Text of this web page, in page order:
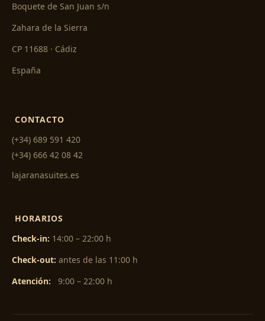
Boquete de San Juan s/n
Zahara de la Sierra
CP 11688 · Cádiz
España
CONTACTO
(+34) 689 591 420
(+34) 666 42 08 42
lajaranasuites.es
HORARIOS
Check-in: 14:00 – 22:00 h
Check-out: antes de las 11:00 h
Atención: 9:00 – 22:00 h